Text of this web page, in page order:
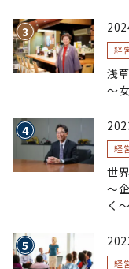
略～
経
浅
〜
経
世
〜
く〜
経